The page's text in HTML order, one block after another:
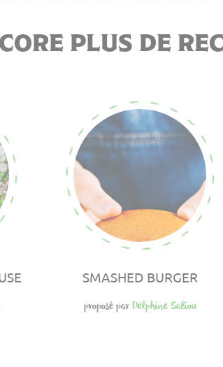
plus de
SMASHED BURGER
proposé par Delphine Saliou